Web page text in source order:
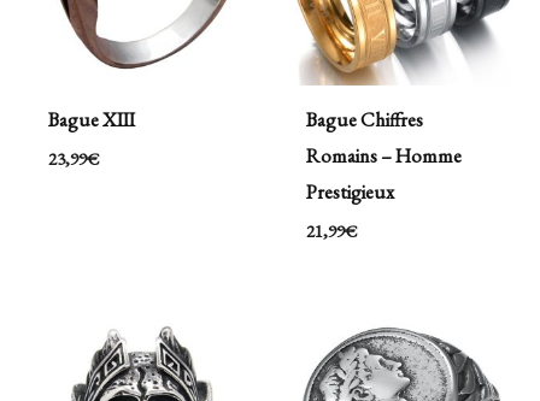
Bague XIII
23,99€
Bague Chiffres
Romains – Homme
Prestigieux
21,99€